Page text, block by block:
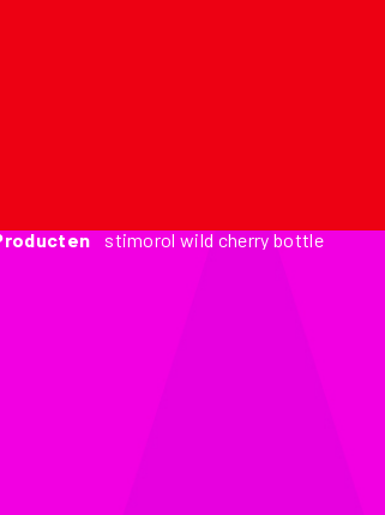
producten stimorol wild cherry bottle